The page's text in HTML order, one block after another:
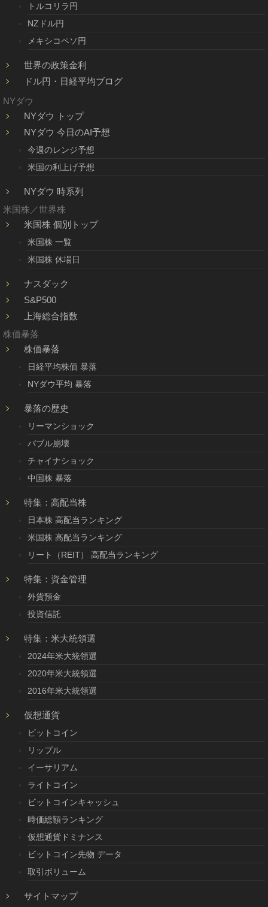
トルコリラ円
NZドル円
メキシコペソ円
世界の政策金利
ドル円・日経平均ブログ
NYダウ
NYダウ トップ
NYダウ 今日のAI予想
今週のレンジ予想
米国の利上げ予想
NYダウ 時系列
米国株／世界株
米国株 個別トップ
米国株 一覧
米国株 休場日
ナスダック
S&P500
上海総合指数
株価暴落
株価暴落
日経平均株価 暴落
NYダウ平均 暴落
暴落の歴史
リーマンショック
バブル崩壊
チャイナショック
中国株 暴落
特集：高配当株
日本株 高配当ランキング
米国株 高配当ランキング
リート（REIT） 高配当ランキング
特集：資金管理
外貨預金
投資信託
特集：米大統領選
2024年米大統領選
2020年米大統領選
2016年米大統領選
仮想通貨
ビットコイン
リップル
イーサリアム
ライトコイン
ビットコインキャッシュ
時価総額ランキング
仮想通貨ドミナンス
ビットコイン先物 データ
取引ボリューム
サイトマップ